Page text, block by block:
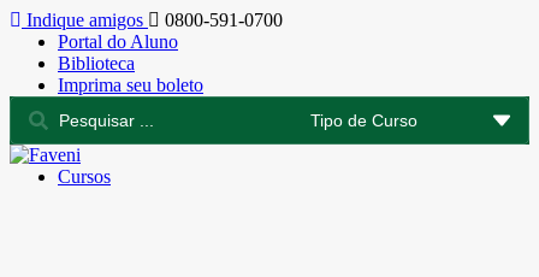
Indique amigos
0800-591-0700
Portal do Aluno
Biblioteca
Imprima seu boleto
Cursos